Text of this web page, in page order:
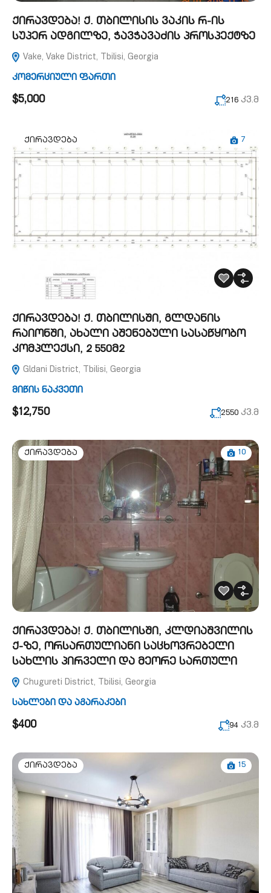
ქირავდება! ქ. თბილისის ვაკის რ-ის
სუპერ ადგილზე, ჭავჭავაძის პროსპექტზე
Vake, Vake District, Tbilisi, Georgia
კომერციული ფართი
$5,000 216 კვ.მ
ქირავდება 7
ქირავდება! ქ. თბილისში, გლდანის
რაიონში, ახალი აშენებული სასაწყობო
კომპლექსი, 2 550მ2
Gldani District, Tbilisi, Georgia
მიწის ნაკვეთი
$12,750 2550 კვ.მ
ქირავდება 10
ქირავდება! ქ. თბილისში, კლდიაშვილის
ქ-ზე, ორსართულიანი საცხოვრებელი
სახლის პირველი და მეორე სართული
Chugureti District, Tbilisi, Georgia
სახლები და აგარაკები
$400 94 კვ.მ
ქირავდება 15